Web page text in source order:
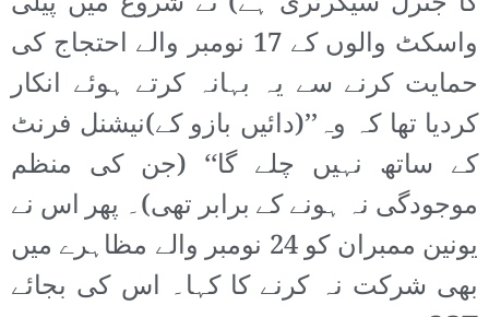
واسکٹ والوں کے 17 نومبر والے احتجاج کی
حمایت کرنے سے یہ بہانہ کرتے ہوئے انکار
کردیا تھا کہ وہ’’(دائیں بازو کے)نیشنل فرنٹ
کے ساتھ نہیں چلے گا‘‘ (جن کی منظم
موجودگی نہ ہونے کے برابر تھی)۔ پھر اس نے
یونین ممبران کو 24 نومبر والے مظاہرے میں
بھی شرکت نہ کرنے کا کہا۔ اس کی بجائے